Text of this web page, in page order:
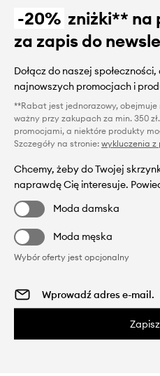
-20% zniżki** na
za zapis do
Dołącz do naszej
najnowszych promocjach i
**Rabat jest jednorazowy,
ważny przy zakupach za min. 350
promocjami, a niektóre produkty
Szczegóły na stronie: wykluczenia z
Chcemy, żeby do Twojej
naprawdę Cię interesuje.
Moda damska
Moda męska
Wybór oferty jest opcjonalny